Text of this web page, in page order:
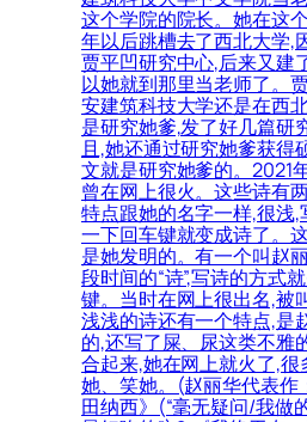
这个学院的院长。她在这
年以后跳槽去了西北大学,
贾平凹研究中心,后来又建
以她就到那里当老师了。
安建筑科技大学还是在西
是研究她爹,发了好几篇研
且,她还通过研究她爹获得
文就是研究她爹的。2021
曾在网上很火。这些诗有
特点跟她的名字一样,很浅,
一下回车键就变成诗了。
是她发明的。有一个叫赵
段时间的“诗”,写诗的方式
键。当时在网上很出名,被
浅浅的诗还有一个特点,是
的,还写了屎、尿这类不雅
合起来,她在网上就火了,
她、笑她。(赵丽华代表作
田纳西》(“毫无疑问/我做